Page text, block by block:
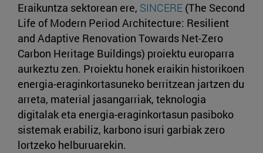
Eraikuntza sektorean ere, SINCERE (The Second
Life of Modern Period Architecture: Resilient
and Adaptive Renovation Towards Net-Zero
Carbon Heritage Buildings) proiektu europarra
aurkeztu zen. Proiektu honek eraikin historikoen
energia-eraginkortasuneko berritzean jartzen du
arreta, material jasangarriak, teknologia
digitalak eta energia-eraginkortasun pasiboko
sistemak erabiliz, karbono isuri garbiak zero
lortzeko helburuarekin.